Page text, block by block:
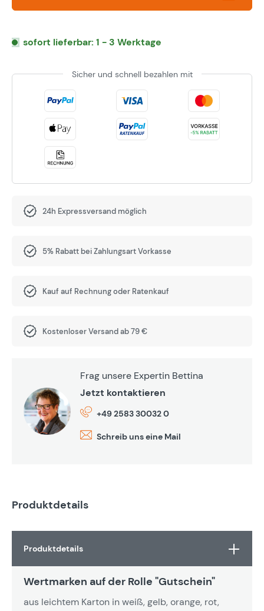
sofort lieferbar: 1 - 3 Werktage
Sicher und schnell bezahlen mit
24h Expressversand möglich
5% Rabatt bei Zahlungsart Vorkasse
Kauf auf Rechnung oder Ratenkauf
Kostenloser Versand ab 79 €
Frag unsere Expertin Bettina
Jetzt kontaktieren
+49 2583 30032 0
Schreib uns eine Mail
Produktdetails
Produktdetails
Wertmarken auf der Rolle "Gutschein"
aus leichtem Karton in weiß, gelb, orange, rot,